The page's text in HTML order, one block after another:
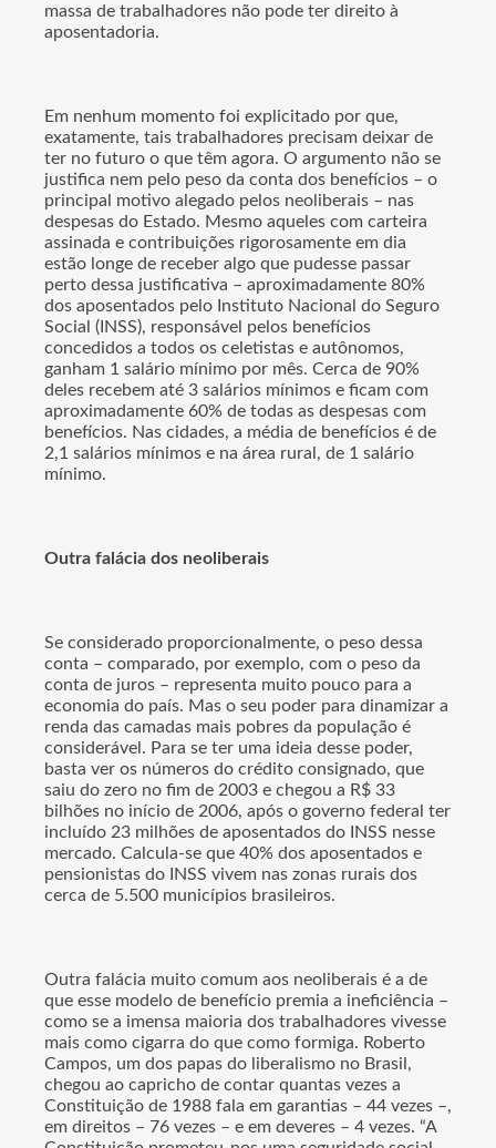
massa de trabalhadores não pode ter direito à
aposentadoria.
Em nenhum momento foi explicitado por que,
exatamente, tais trabalhadores precisam deixar de
ter no futuro o que têm agora. O argumento não se
justifica nem pelo peso da conta dos benefícios – o
principal motivo alegado pelos neoliberais – nas
despesas do Estado. Mesmo aqueles com carteira
assinada e contribuições rigorosamente em dia
estão longe de receber algo que pudesse passar
perto dessa justificativa – aproximadamente 80%
dos aposentados pelo Instituto Nacional do Seguro
Social (INSS), responsável pelos benefícios
concedidos a todos os celetistas e autônomos,
ganham 1 salário mínimo por mês. Cerca de 90%
deles recebem até 3 salários mínimos e ficam com
aproximadamente 60% de todas as despesas com
benefícios. Nas cidades, a média de benefícios é de
2,1 salários mínimos e na área rural, de 1 salário
mínimo.
Outra falácia dos neoliberais
Se considerado proporcionalmente, o peso dessa
conta – comparado, por exemplo, com o peso da
conta de juros – representa muito pouco para a
economia do país. Mas o seu poder para dinamizar a
renda das camadas mais pobres da população é
considerável. Para se ter uma ideia desse poder,
basta ver os números do crédito consignado, que
saiu do zero no fim de 2003 e chegou a R$ 33
bilhões no início de 2006, após o governo federal ter
incluído 23 milhões de aposentados do INSS nesse
mercado. Calcula-se que 40% dos aposentados e
pensionistas do INSS vivem nas zonas rurais dos
cerca de 5.500 municípios brasileiros.
Outra falácia muito comum aos neoliberais é a de
que esse modelo de benefício premia a ineficiência –
como se a imensa maioria dos trabalhadores vivesse
mais como cigarra do que como formiga. Roberto
Campos, um dos papas do liberalismo no Brasil,
chegou ao capricho de contar quantas vezes a
Constituição de 1988 fala em garantias – 44 vezes –,
em direitos – 76 vezes – e em deveres – 4 vezes. “A